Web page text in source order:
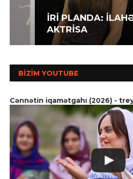
İRİ PLANDA: İLAHƏ
AKTRİSA
BIZIM YOUTUBE
Cənnətin iqamətgahı (2026) -